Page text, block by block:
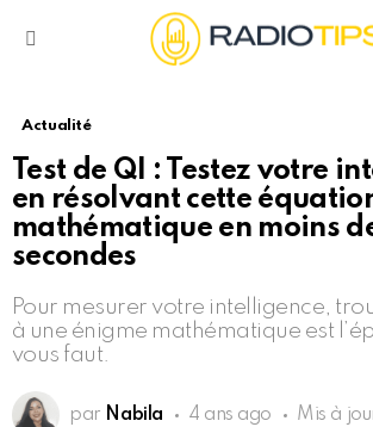
Actualité
Test de QI : Testez votre
en résolvant cette
mathématique en moins
secondes
Pour mesurer votre intelligence,
à une énigme mathématique est
vous faut.
par Nabila 4 ans ago Mis à